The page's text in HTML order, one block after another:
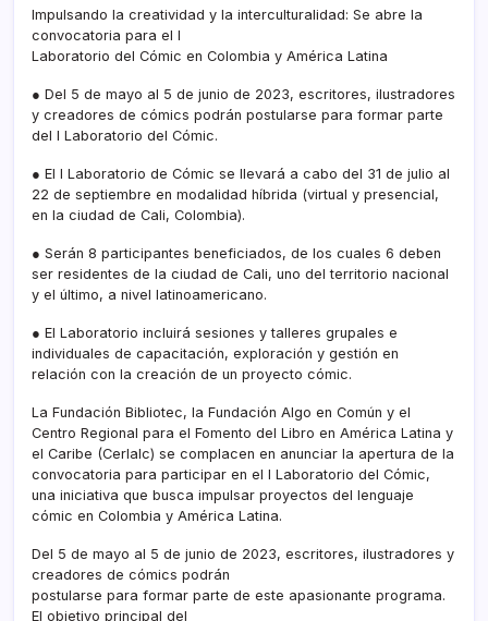
Impulsando la creatividad y la interculturalidad: Se abre la
convocatoria para el I
Laboratorio del Cómic en Colombia y América Latina
● Del 5 de mayo al 5 de junio de 2023, escritores, ilustradores
y creadores de cómics podrán postularse para formar parte
del I Laboratorio del Cómic.
● El I Laboratorio de Cómic se llevará a cabo del 31 de julio al
22 de septiembre en modalidad híbrida (virtual y presencial,
en la ciudad de Cali, Colombia).
● Serán 8 participantes beneficiados, de los cuales 6 deben
ser residentes de la ciudad de Cali, uno del territorio nacional
y el último, a nivel latinoamericano.
● El Laboratorio incluirá sesiones y talleres grupales e
individuales de capacitación, exploración y gestión en
relación con la creación de un proyecto cómic.
La Fundación Bibliotec, la Fundación Algo en Común y el
Centro Regional para el Fomento del Libro en América Latina y
el Caribe (Cerlalc) se complacen en anunciar la apertura de la
convocatoria para participar en el I Laboratorio del Cómic,
una iniciativa que busca impulsar proyectos del lenguaje
cómic en Colombia y América Latina.
Del 5 de mayo al 5 de junio de 2023, escritores, ilustradores y
creadores de cómics podrán
postularse para formar parte de este apasionante programa.
El objetivo principal del